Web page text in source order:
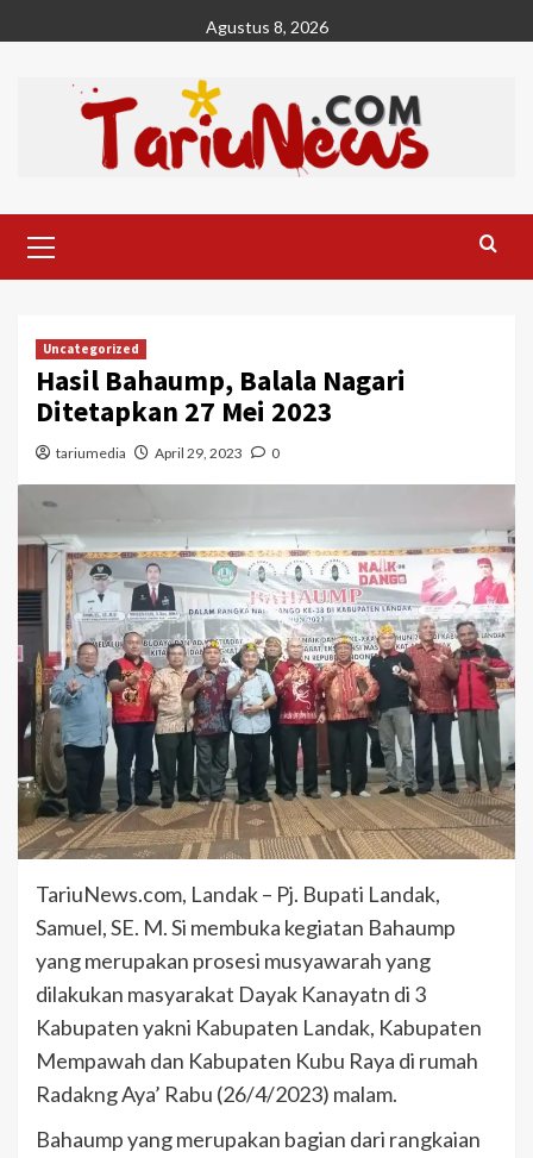
to
Agustus 8, 2026
Menu
Uncategorized
Hasil Bahaump, Balala Nagari
Ditetapkan 27 Mei 2023
tariumedia April 29, 2023 0
TariuNews.com, Landak – Pj. Bupati Landak,
Samuel, SE. M. Si membuka kegiatan Bahaump
yang merupakan prosesi musyawarah yang
dilakukan masyarakat Dayak Kanayatn di 3
Kabupaten yakni Kabupaten Landak, Kabupaten
Mempawah dan Kabupaten Kubu Raya di rumah
Radakng Aya’ Rabu (26/4/2023) malam.
Bahaump yang merupakan bagian dari rangkaian